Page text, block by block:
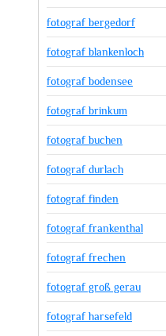
fotograf bergedorf
fotograf blankenloch
fotograf bodensee
fotograf brinkum
fotograf buchen
fotograf durlach
fotograf finden
fotograf frankenthal
fotograf frechen
fotograf groß gerau
fotograf harsefeld